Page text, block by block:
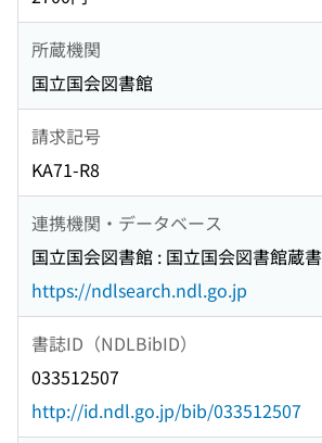
所蔵機関
国立国会図書館
請求記号
KA71-R8
連携機関・データベース
国立国会図書館 : 国立国会図書館蔵書
https://ndlsearch.ndl.go.jp
書誌ID（NDLBibID）
033512507
http://id.ndl.go.jp/bib/033512507